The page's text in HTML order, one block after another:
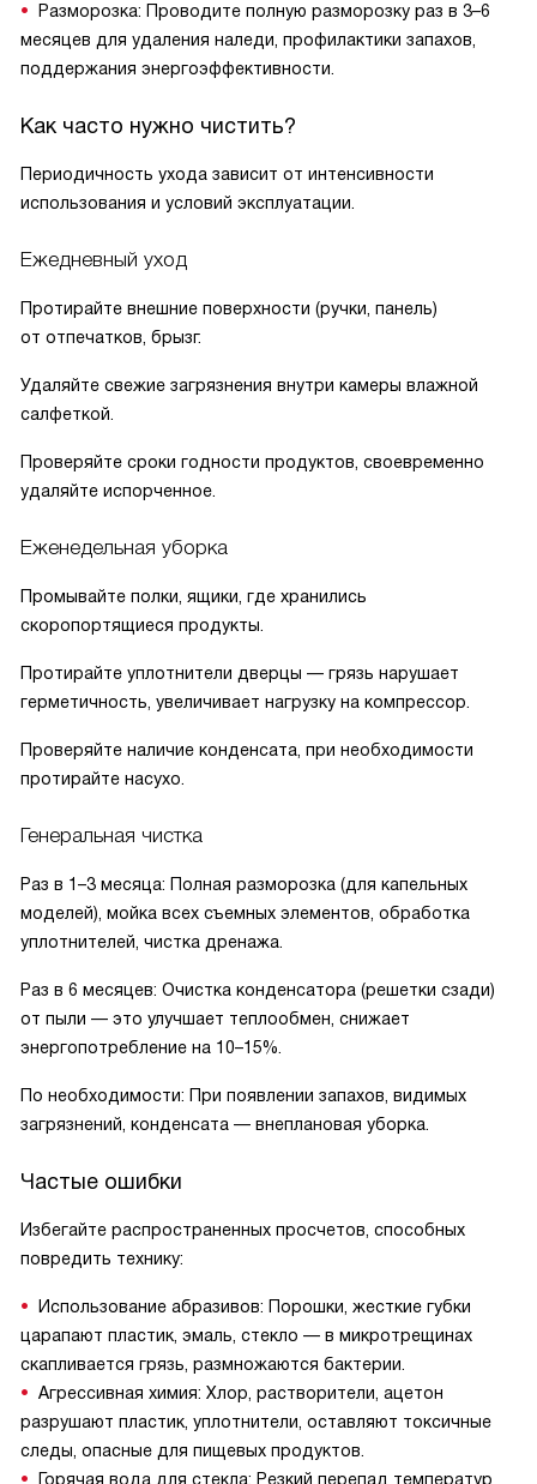
Разморозка: Проводите полную разморозку раз в 3–6
месяцев для удаления наледи, профилактики запахов,
поддержания энергоэффективности.
Как часто нужно чистить?
Периодичность ухода зависит от интенсивности
использования и условий эксплуатации.
Ежедневный уход
Протирайте внешние поверхности (ручки, панель)
от отпечатков, брызг.
Удаляйте свежие загрязнения внутри камеры влажной
салфеткой.
Проверяйте сроки годности продуктов, своевременно
удаляйте испорченное.
Еженедельная уборка
Промывайте полки, ящики, где хранились
скоропортящиеся продукты.
Протирайте уплотнители дверцы — грязь нарушает
герметичность, увеличивает нагрузку на компрессор.
Проверяйте наличие конденсата, при необходимости
протирайте насухо.
Генеральная чистка
Раз в 1–3 месяца: Полная разморозка (для капельных
моделей), мойка всех съемных элементов, обработка
уплотнителей, чистка дренажа.
Раз в 6 месяцев: Очистка конденсатора (решетки сзади)
от пыли — это улучшает теплообмен, снижает
энергопотребление на 10–15%.
По необходимости: При появлении запахов, видимых
загрязнений, конденсата — внеплановая уборка.
Частые ошибки
Избегайте распространенных просчетов, способных
повредить технику:
Использование абразивов: Порошки, жесткие губки
царапают пластик, эмаль, стекло — в микротрещинах
скапливается грязь, размножаются бактерии.
Агрессивная химия: Хлор, растворители, ацетон
разрушают пластик, уплотнители, оставляют токсичные
следы, опасные для пищевых продуктов.
Горячая вода для стекла: Резкий перепад температур